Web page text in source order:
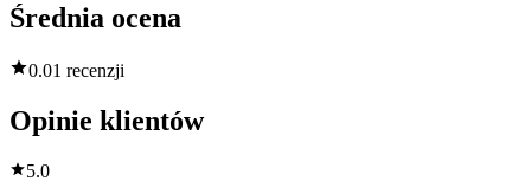
Średnia ocena
0.01 recenzji
Opinie klientów
5.0